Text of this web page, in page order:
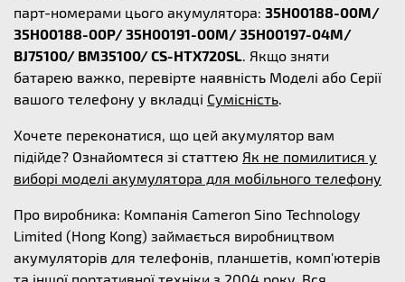
парт-номерами цього акумулятора: 35H00188-00M/
35H00188-00P/ 35H00191-00M/ 35H00197-04M/
BJ75100/ BM35100/ CS-HTX720SL. Якщо зняти
батарею важко, перевірте наявність Моделі або Серії
вашого телефону у вкладці Сумісність.
Хочете переконатися, що цей акумулятор вам
підійде? Ознайомтеся зі статтею Як не помилитися у
виборі моделі акумулятора для мобільного телефону
Про виробника: Компанія Cameron Sino Technology
Limited (Hong Kong) займається виробництвом
акумуляторів для телефонів, планшетів, комп'ютерів